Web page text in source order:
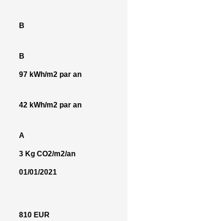
B
B
97 kWh/m2 par an
42 kWh/m2 par an
A
3 Kg CO2/m2/an
01/01/2021
810 EUR